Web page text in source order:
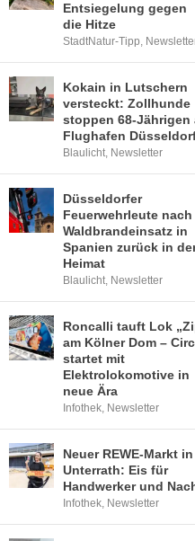
Entsiegelung gegen
die Hitze
StadtNatur-Tipp,
Kokain in Lutschern
versteckt: Zollhunde
stoppen 68-Jährigen
Flughafen
Blaulicht, Newsletter
Düsseldorfer
Feuerwehrleute nach
Waldbrandeinsatz in
Spanien zurück in
Heimat
Blaulicht, Newsletter
Roncalli tauft Lok
am Kölner Dom –
startet mit
Elektrolokomotive in
neue Ära
Infothek, Newsletter
Neuer REWE-Markt in
Unterrath: Eis für
Handwerker und
Infothek, Newsletter